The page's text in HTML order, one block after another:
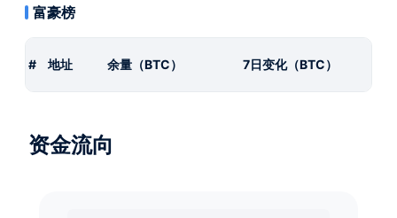
富豪榜
# 地址 余量（BTC） 7日变化（BTC）
资金流向